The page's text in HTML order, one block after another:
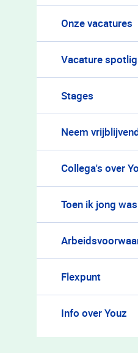
Onze vacatures
Vacature
Stages
Neem
Toen ik jong was
Flexpunt
Info over Youz